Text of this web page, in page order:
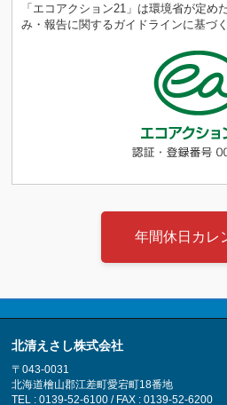
「エコアクション21」は環境省が定め
み・報告に関するガイドラインに基づ
年間休日カレ
北清えさし株式会社
〒043-0031
北海道檜山郡江差町愛宕町18番地
TEL : 0139-52-6100 / FAX : 0139-52-6200